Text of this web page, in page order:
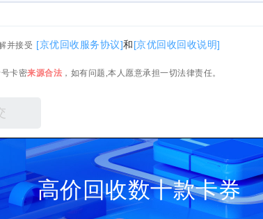
并接受 [京优回收服务协议]和[京优回收回收说明]
卡密来源合法 ，如有问题,本人愿意承担一切法律责任。
高价回收数十款卡券